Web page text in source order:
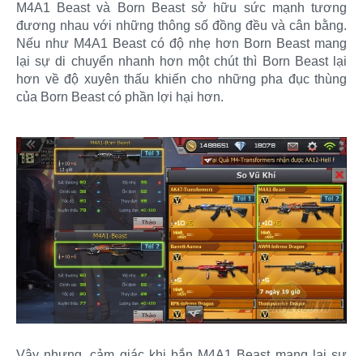
M4A1 Beast và Born Beast sở hữu sức mạnh tương
đương nhau với những thông số đồng đều và cân bằng.
Nếu như M4A1 Beast có độ nhẹ hơn Born Beast mang
lại sự di chuyển nhanh hơn một chút thì Born Beast lại
hơn về độ xuyên thấu khiến cho những pha đục thùng
của Born Beast có phần lợi hại hơn.